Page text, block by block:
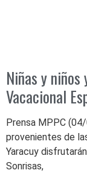
Niñas y
Vacacional
Prensa MPPC
provenientes de
Yaracuy
Sonrisas,